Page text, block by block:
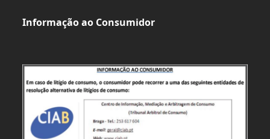
Informação ao Consumidor